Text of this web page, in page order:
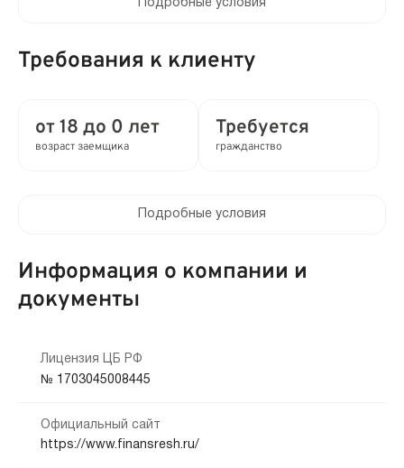
до 0.8%
Привлечение созаемщиков:
Возможно без поручителей
Способы получения:
На карту Банковский счёт
Способы погашения:
Подробные условия
Требования к клиенту
от 18 до 0 лет
возраст заемщика
Требуется
гражданство
Нет
Мобильный телефон:
Кредитная история:
Документы:
Подробные условия
Информация о компании и
документы
Лицензия ЦБ РФ
№ 1703045008445
Официальный сайт
https://www.finansresh.ru/